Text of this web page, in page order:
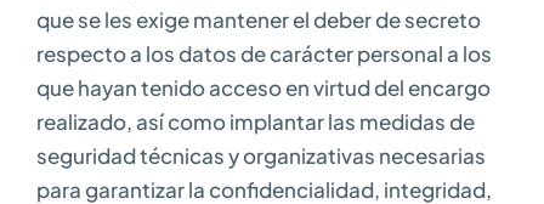
que se les exige mantener el deber de secreto
respecto a los datos de carácter personal a los
que hayan tenido acceso en virtud del encargo
realizado, así como implantar las medidas de
seguridad técnicas y organizativas necesarias
para garantizar la confidencialidad, integridad,